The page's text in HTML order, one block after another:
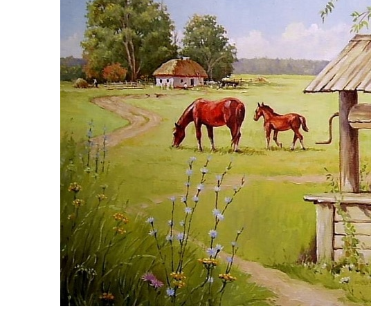
принимать
никакого кипятка
30/Січ/2021
Лікарі назвали симптоми
коронавірусу в дітей
14/Бер/2020